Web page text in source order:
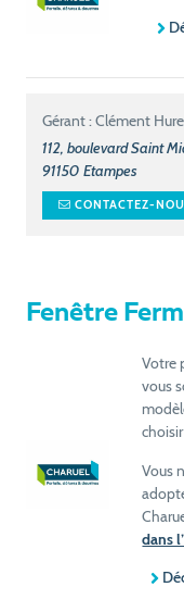
Gérant : Clément
112, boulevard Saint
91150 Etampes
CONTACTEZ-
Fenêtre
Votre
vous
Vous
dans